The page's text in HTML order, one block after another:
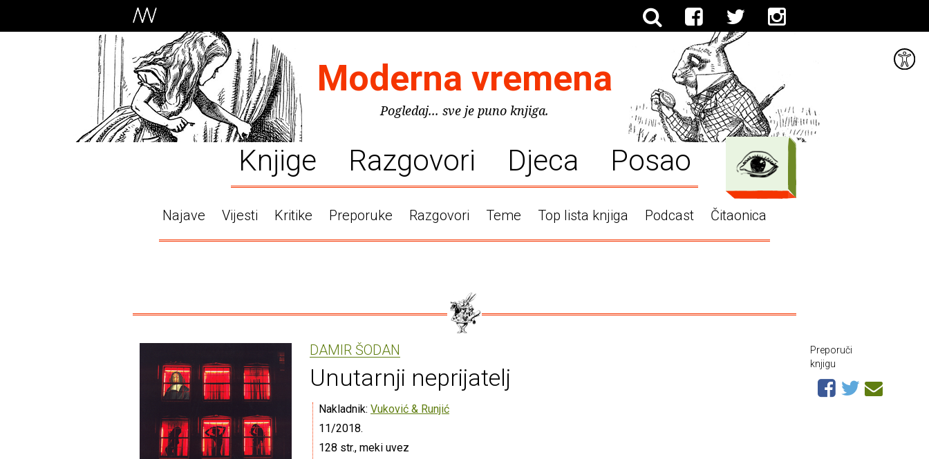
Moderna vremena
Pogledaj... sve je puno knjiga.
Knjige Razgovori Djeca Posao
Najave Vijesti Kritike Preporuke Razgovori Teme Top lista knjiga Podcast Čitaonica
DAMIR ŠODAN
Unutarnji neprijatelj
Nakladnik: Vuković & Runjić
11/2018.
128 str., meki uvez
Preporuči
knjigu